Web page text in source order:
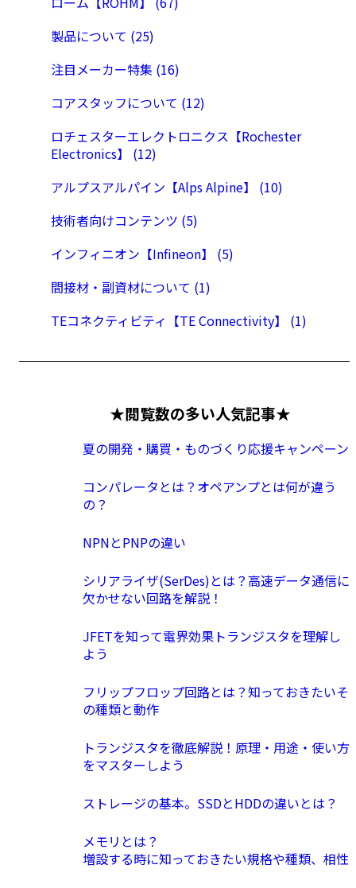
製品について (25)
注目メーカー特集 (16)
コアスタッフについて (12)
ロチェスターエレクトロニクス【Rochester
Electronics】 (12)
アルプスアルパイン【Alps Alpine】 (10)
技術者向けコンテンツ (5)
インフィニオン【Infineon】 (5)
間接材・副資材について (1)
TEコネクティビティ【TE Connectivity】 (1)
★閲覧数の多い人気記事★
夏の開発・購買・ものづくり応援キャンペーン
コンパレータとは？オペアンプとは何が違う
の？
NPNとPNPの違い
シリアライザ(SerDes)とは？高速データ通信に
欠かせない回路を解説！
JFETを知って電界効果トランジスタを理解し
よう
フリップフロップ回路とは？知っておきたいそ
の種類と動作
トランジスタを徹底解説！原理・用途・使い方
をマスターしよう
ストレージの基本。SSDとHDDの違いとは？
メモリとは？
増設する時に知っておきたい規格や種類、相性